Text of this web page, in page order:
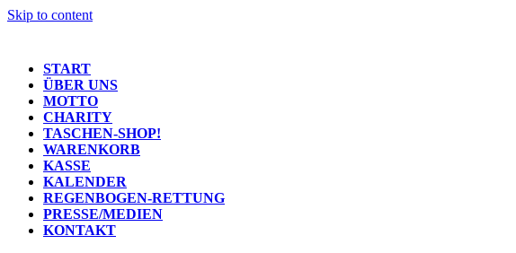
Skip to content
START
ÜBER UNS
MOTTO
CHARITY
TASCHEN-SHOP!
WARENKORB
KASSE
KALENDER
REGENBOGEN-RETTUNG
PRESSE/MEDIEN
KONTAKT